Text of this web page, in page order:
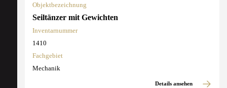
Objektbezeichnung
Seiltänzer mit Gewichten
Inventarnummer
1410
Fachgebiet
Mechanik
Details ansehen